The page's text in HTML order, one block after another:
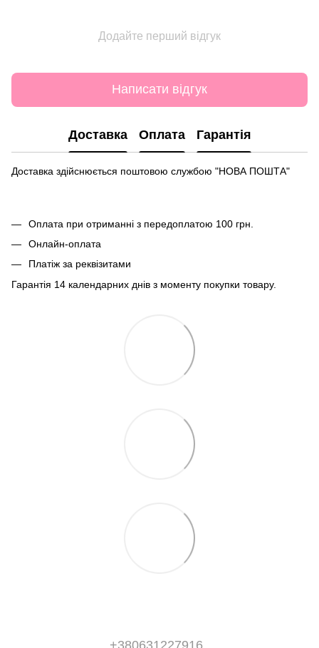
Додайте перший відгук
Написати відгук
Доставка Оплата Гарантія
Доставка здійснюється поштовою службою "НОВА ПОШТА"
Оплата при отриманні з передоплатою 100 грн.
Онлайн-оплата
Платіж за реквізитами
Гарантія 14 календарних днів з моменту покупки товару.
+380631227916